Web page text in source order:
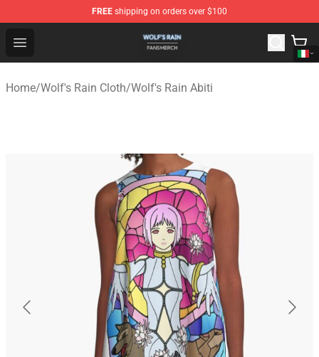
FREE shipping on orders over $100
Open menu
Wolf's Rain Shop - Official Wolf's Rain Merchandise Store
Home/Wolf's Rain Cloth/Wolf's Rain Abiti